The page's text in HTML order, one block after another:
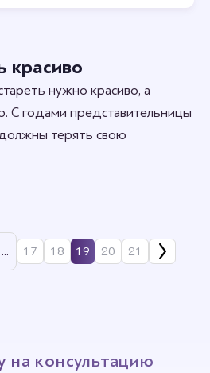
отзыв.
красиво
нужно красиво, а
С годами представительницы
терять свою
... 17 18 19 20 21
на консультацию